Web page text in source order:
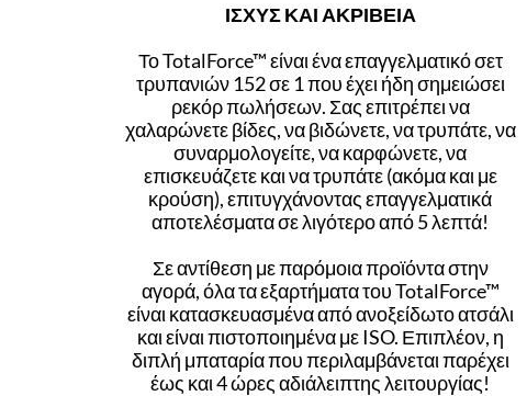
ΙΣΧΥΣ ΚΑΙ ΑΚΡΙΒΕΙΑ
Το TotalForce™ είναι ένα επαγγελματικό σετ
τρυπανιών 152 σε 1 που έχει ήδη σημειώσει
ρεκόρ πωλήσεων. Σας επιτρέπει να
χαλαρώνετε βίδες, να βιδώνετε, να τρυπάτε, να
συναρμολογείτε, να καρφώνετε, να
επισκευάζετε και να τρυπάτε (ακόμα και με
κρούση), επιτυγχάνοντας επαγγελματικά
αποτελέσματα σε λιγότερο από 5 λεπτά!
Σε αντίθεση με παρόμοια προϊόντα στην
αγορά, όλα τα εξαρτήματα του TotalForce™
είναι κατασκευασμένα από ανοξείδωτο ατσάλι
και είναι πιστοποιημένα με ISO. Επιπλέον, η
διπλή μπαταρία που περιλαμβάνεται παρέχει
έως και 4 ώρες αδιάλειπτης λειτουργίας!